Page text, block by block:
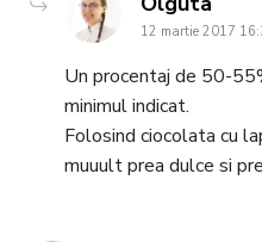
12 martie 2017
Un procentaj de 50-
minimul indicat.
Folosind ciocolata cu
muuult prea dulce si